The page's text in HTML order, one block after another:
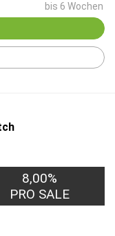
bis 6 Wochen
8,00%
PRO SALE